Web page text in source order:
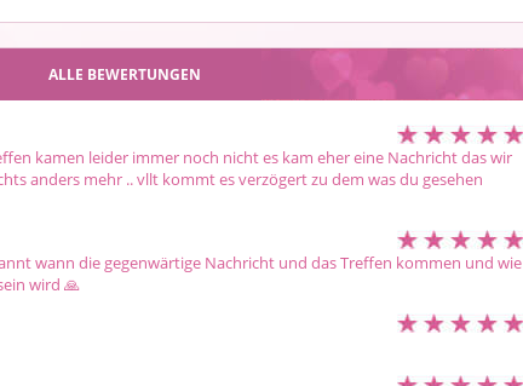
ALLE BEWERTUNGEN
kamen leider immer noch nicht es kam eher eine Nachricht das wir
anders mehr .. vllt kommt es verzögert zu dem was du gesehen
wann die gegenwärtige Nachricht und das Treffen kommen und wie
wird 🙏